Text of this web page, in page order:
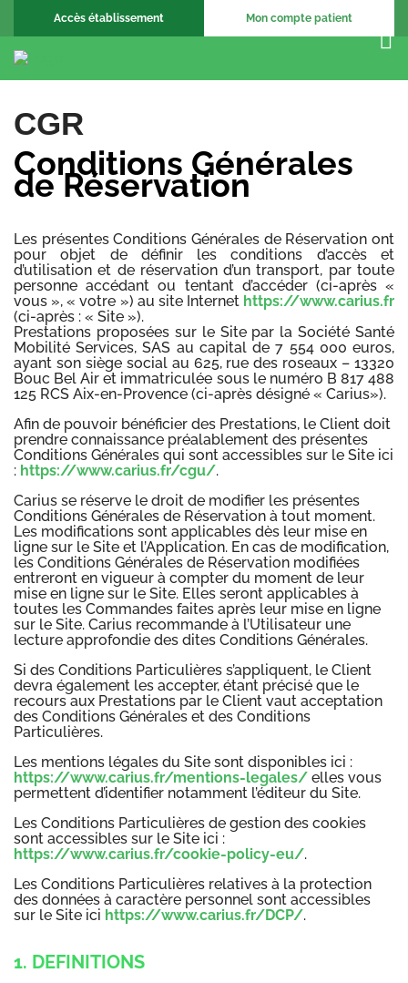
Accès établissement Mon compte patient
CGR
Conditions Générales
de Réservation
Les présentes Conditions Générales de Réservation ont
pour objet de définir les conditions d’accès et
d’utilisation et de réservation d’un transport, par toute
personne accédant ou tentant d’accéder (ci-après «
vous », « votre ») au site Internet https://www.carius.fr
(ci-après : « Site »).
Prestations proposées sur le Site par la Société Santé
Mobilité Services, SAS au capital de 7 554 000 euros,
ayant son siège social au 625, rue des roseaux – 13320
Bouc Bel Air et immatriculée sous le numéro B 817 488
125 RCS Aix-en-Provence (ci-après désigné « Carius»).
Afin de pouvoir bénéficier des Prestations, le Client doit
prendre connaissance préalablement des présentes
Conditions Générales qui sont accessibles sur le Site ici
: https://www.carius.fr/cgu/.
Carius se réserve le droit de modifier les présentes
Conditions Générales de Réservation à tout moment.
Les modifications sont applicables dès leur mise en
ligne sur le Site et l’Application. En cas de modification,
les Conditions Générales de Réservation modifiées
entreront en vigueur à compter du moment de leur
mise en ligne sur le Site. Elles seront applicables à
toutes les Commandes faites après leur mise en ligne
sur le Site. Carius recommande à l’Utilisateur une
lecture approfondie des dites Conditions Générales.
Si des Conditions Particulières s’appliquent, le Client
devra également les accepter, étant précisé que le
recours aux Prestations par le Client vaut acceptation
des Conditions Générales et des Conditions
Particulières.
Les mentions légales du Site sont disponibles ici :
https://www.carius.fr/mentions-legales/ elles vous
permettent d’identifier notamment l’éditeur du Site.
Les Conditions Particulières de gestion des cookies
sont accessibles sur le Site ici :
https://www.carius.fr/cookie-policy-eu/.
Les Conditions Particulières relatives à la protection
des données à caractère personnel sont accessibles
sur le Site ici https://www.carius.fr/DCP/.
1. DEFINITIONS